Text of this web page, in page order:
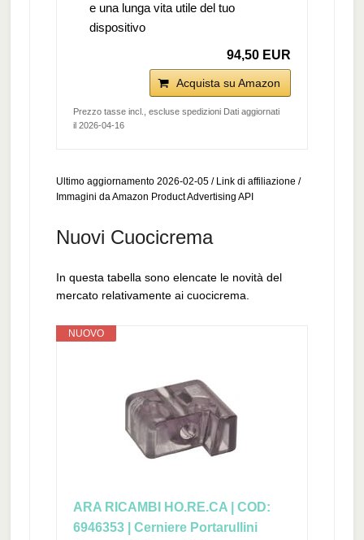
e una lunga vita utile del tuo
dispositivo
94,50 EUR
Acquista su Amazon
Prezzo tasse incl., escluse spedizioni Dati aggiornati
il 2026-04-16
Ultimo aggiornamento 2026-02-05 / Link di affiliazione /
Immagini da Amazon Product Advertising API
Nuovi Cuocicrema
In questa tabella sono elencate le novità del
mercato relativamente ai cuocicrema.
NUOVO
ARA RICAMBI HO.RE.CA | COD:
6946353 | Cerniere Portarullini